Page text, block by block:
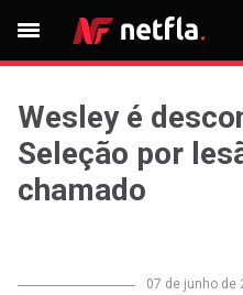
Wesley é
Seleção por
chamado
07 de junho de